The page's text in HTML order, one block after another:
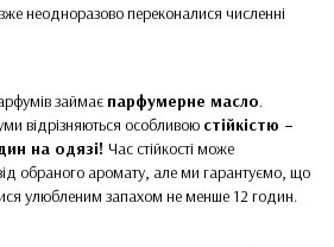
неодноразово переконалися численні
займає парфумерне масло.
відрізняються особливою стійкістю –
на одязі! Час стійкості може
обраного аромату, але ми гарантуємо, що
улюбленим запахом не менше 12 годин.